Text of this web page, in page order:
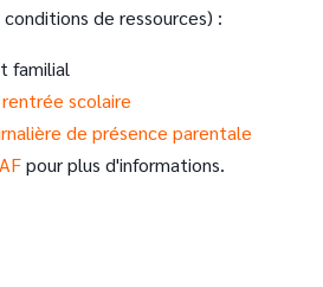
de ressources) :
familial
scolaire
de présence parentale
pour plus d'informations.